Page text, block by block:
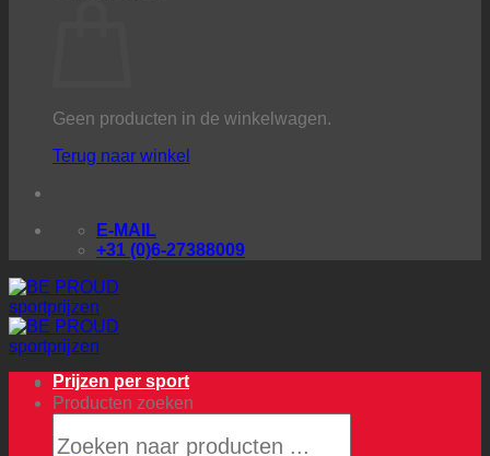
Geen producten in de winkelwagen.
Terug naar winkel
E-MAIL
+31 (0)6-27388009
Producten zoeken
Prijzen per sport